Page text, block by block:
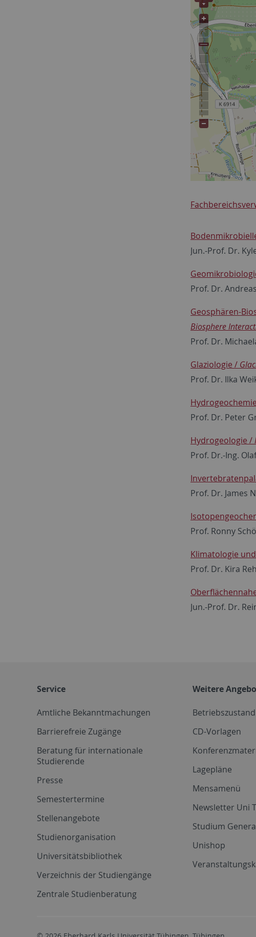
Jun.-Prof. Dr.
Prof. Dr.
Geosphären-
Biosphere
Prof. Dr.
Glaziologie /
Prof. Dr. Ilka
Prof. Dr. Peter
Hydrogeologie /
Prof. Dr.-Ing.
Prof. Dr. James
Prof. Ronny
Klimatologie
Prof. Dr. Kira
Jun.-Prof. Dr.
Service
Amtliche Bekanntmachungen
Barrierefreie Zugänge
Beratung für internationale
Studierende
Presse
Semestertermine
Stellenangebote
Studienorganisation
Universitätsbibliothek
Verzeichnis der Studiengänge
Zentrale Studienberatung
Weitere
CD-Vorlagen
Lagepläne
Mensamenü
Newsletter Uni
Studium
Unishop